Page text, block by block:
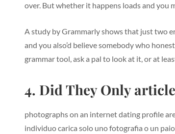
over. But whether it happens loads and you
A study by Grammarly shows that just two
and you also’d believe somebody who
grammar tool, ask a pal to look at it, or at
4. Did They Only
photographs on an internet dating profile
individuo carica solo uno fotografia o un